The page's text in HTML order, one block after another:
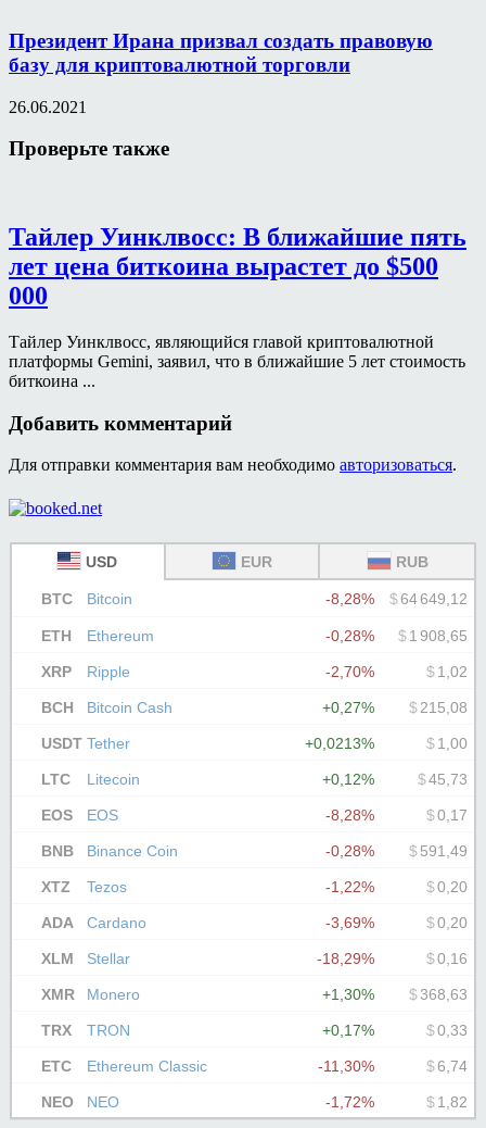
Президент Ирана призвал создать правовую
базу для криптовалютной торговли
26.06.2021
Проверьте также
Тайлер Уинклвосс: В ближайшие пять
лет цена биткоина вырастет до $500
000
Тайлер Уинклвосс, являющийся главой криптовалютной
платформы Gemini, заявил, что в ближайшие 5 лет стоимость
биткоина ...
Добавить комментарий
Для отправки комментария вам необходимо авторизоваться.